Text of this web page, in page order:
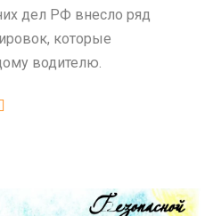
дел РФ внесло ряд
которые
водителю.